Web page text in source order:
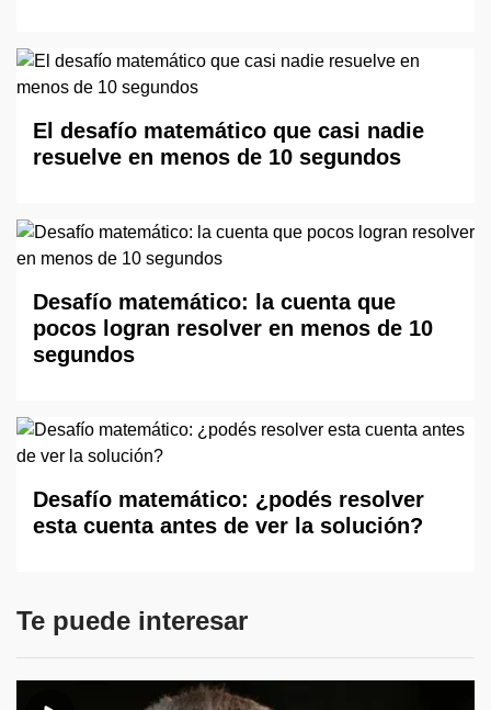
El desafío matemático que casi nadie
resuelve en menos de 10 segundos
Desafío matemático: la cuenta que
pocos logran resolver en menos de 10
segundos
Desafío matemático: ¿podés resolver
esta cuenta antes de ver la solución?
Te puede interesar